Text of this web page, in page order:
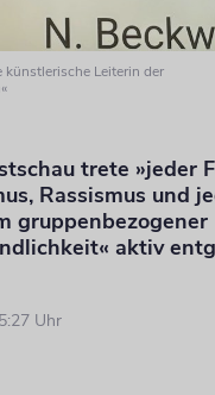
Leiterin der
trete »jeder
Rassismus und
gruppenbezogener
aktiv
Uhr